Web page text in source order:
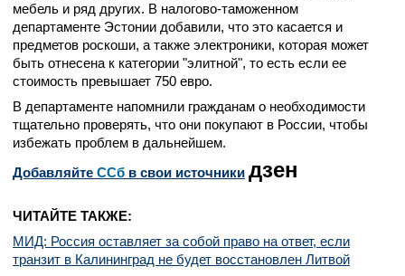
мебель и ряд других. В налогово-таможенном
департаменте Эстонии добавили, что это касается и
предметов роскоши, а также электроники, которая может
быть отнесена к категории "элитной", то есть если ее
стоимость превышает 750 евро.
В департаменте напомнили гражданам о необходимости
тщательно проверять, что они покупают в России, чтобы
избежать проблем в дальнейшем.
Добавляйте CСб в свои источники дзен
ЧИТАЙТЕ ТАКЖЕ:
МИД: Россия оставляет за собой право на ответ, если
транзит в Калининград не будет восстановлен Литвой